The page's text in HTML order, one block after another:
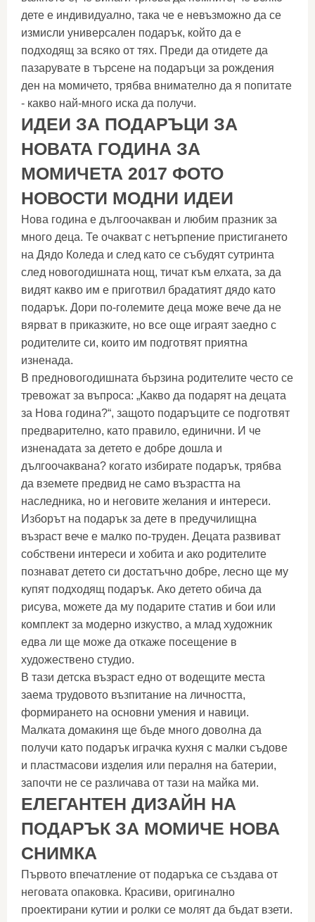
дете е индивидуално, така че е невъзможно да се
измисли универсален подарък, който да е
подходящ за всяко от тях. Преди да отидете да
пазарувате в търсене на подаръци за рождения
ден на момичето, трябва внимателно да я попитате
- какво най-много иска да получи.
ИДЕИ ЗА ПОДАРЪЦИ ЗА
НОВАТА ГОДИНА ЗА
МОМИЧЕТА 2017 ФОТО
НОВОСТИ МОДНИ ИДЕИ
Нова година е дългоочакван и любим празник за
много деца. Те очакват с нетърпение пристигането
на Дядо Коледа и след като се събудят сутринта
след новогодишната нощ, тичат към елхата, за да
видят какво им е приготвил брадатият дядо като
подарък. Дори по-големите деца може вече да не
вярват в приказките, но все още играят заедно с
родителите си, които им подготвят приятна
изненада.
В предновогодишната бързина родителите често се
тревожат за въпроса: „Какво да подарят на децата
за Нова година?“, защото подаръците се подготвят
предварително, като правило, единични. И че
изненадата за детето е добре дошла и
дългоочаквана? когато избирате подарък, трябва
да вземете предвид не само възрастта на
наследника, но и неговите желания и интереси.
Изборът на подарък за дете в предучилищна
възраст вече е малко по-труден. Децата развиват
собствени интереси и хобита и ако родителите
познават детето си достатъчно добре, лесно ще му
купят подходящ подарък. Ако детето обича да
рисува, можете да му подарите статив и бои или
комплект за модерно изкуство, а млад художник
едва ли ще може да откаже посещение в
художествено студио.
В тази детска възраст едно от водещите места
заема трудовото възпитание на личността,
формирането на основни умения и навици.
Малката домакиня ще бъде много доволна да
получи като подарък играчка кухня с малки съдове
и пластмасови изделия или пералня на батерии,
започти не се различава от тази на майка ми.
ЕЛЕГАНТЕН ДИЗАЙН НА
ПОДАРЪК ЗА МОМИЧЕ НОВА
СНИМКА
Първото впечатление от подаръка се създава от
неговата опаковка. Красиви, оригинално
проектирани кутии и ролки се молят да бъдат взети.